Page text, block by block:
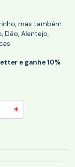
mas também
Dão, Alentejo,
e ganhe 10%